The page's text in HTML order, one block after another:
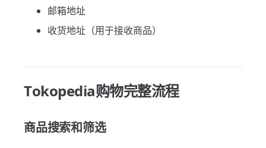
邮箱地址
收货地址（用于接收商品）
Tokopedia购物完整流程
商品搜索和筛选